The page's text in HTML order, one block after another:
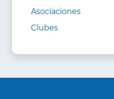
Asociaciones
Clubes